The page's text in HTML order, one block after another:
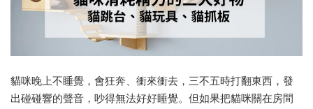
貓咪晚上不睡覺，會狂奔、衝來衝去，三不五時打翻東西，發
出碰碰響的聲音，吵得無法好好睡覺。但如果把貓咪關在房間